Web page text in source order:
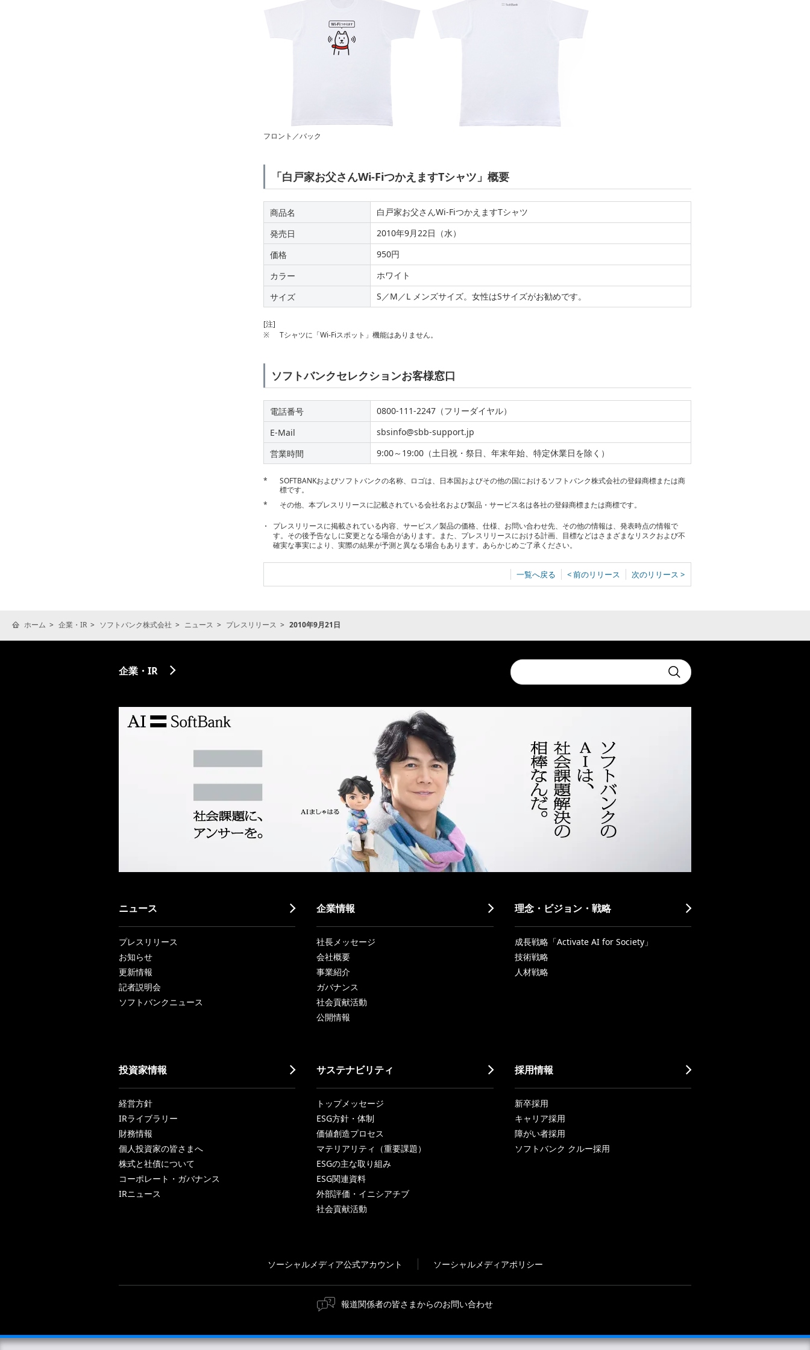
フロント／バック
「白戸家お父さんWi-FiつかえますTシャツ」概要
商品名
白戸家お父さんWi-FiつかえますTシャツ
発売日
2010年9月22日（水）
価格
950円
カラー
ホワイト
サイズ
S／M／L メンズサイズ。女性はSサイズがお勧めです。
[注]
※
Tシャツに「Wi-Fiスポット」機能はありません。
ソフトバンクセレクションお客様窓口
電話番号
0800-111-2247（フリーダイヤル）
E-Mail
sbsinfo@sbb-support.jp
営業時間
9:00～19:00（土日祝・祭日、年末年始、特定休業日を除く）
*
SOFTBANKおよびソフトバンクの名称、ロゴは、日本国およびその他の国におけるソフトバンク株式会社の登録商標または商
標です。
*
その他、本プレスリリースに記載されている会社名および製品・サービス名は各社の登録商標または商標です。
プレスリリースに掲載されている内容、サービス／製品の価格、仕様、お問い合わせ先、その他の情報は、発表時点の情報で
す。その後予告なしに変更となる場合があります。また、プレスリリースにおける計画、目標などはさまざまなリスクおよび不
確実な事実により、実際の結果が予測と異なる場合もあります。あらかじめご了承ください。
一覧へ戻る < 前のリリース 次のリリース >
ホーム 企業・IR ソフトバンク株式会社 ニュース プレスリリース 2010年9月21日
Conduct
a
search
Submit
企業・IR
ニュース
プレスリリース
お知らせ
更新情報
記者説明会
ソフトバンクニュース
企業情報
社長メッセージ
会社概要
事業紹介
ガバナンス
社会貢献活動
公開情報
理念・ビジョン・戦略
成長戦略「Activate AI for Society」
技術戦略
人材戦略
投資家情報
経営方針
IRライブラリー
財務情報
個人投資家の皆さまへ
株式と社債について
コーポレート・ガバナンス
IRニュース
サステナビリティ
トップメッセージ
ESG方針・体制
価値創造プロセス
マテリアリティ（重要課題）
ESGの主な取り組み
ESG関連資料
外部評価・イニシアチブ
社会貢献活動
採用情報
新卒採用
キャリア採用
障がい者採用
ソフトバンク クルー採用
ソーシャルメディア公式アカウント ソーシャルメディアポリシー
報道関係者の皆さまからのお問い合わせ